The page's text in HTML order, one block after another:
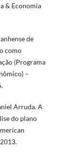
& Economia
de
como
(Programa
–
Arruda. A
do plano